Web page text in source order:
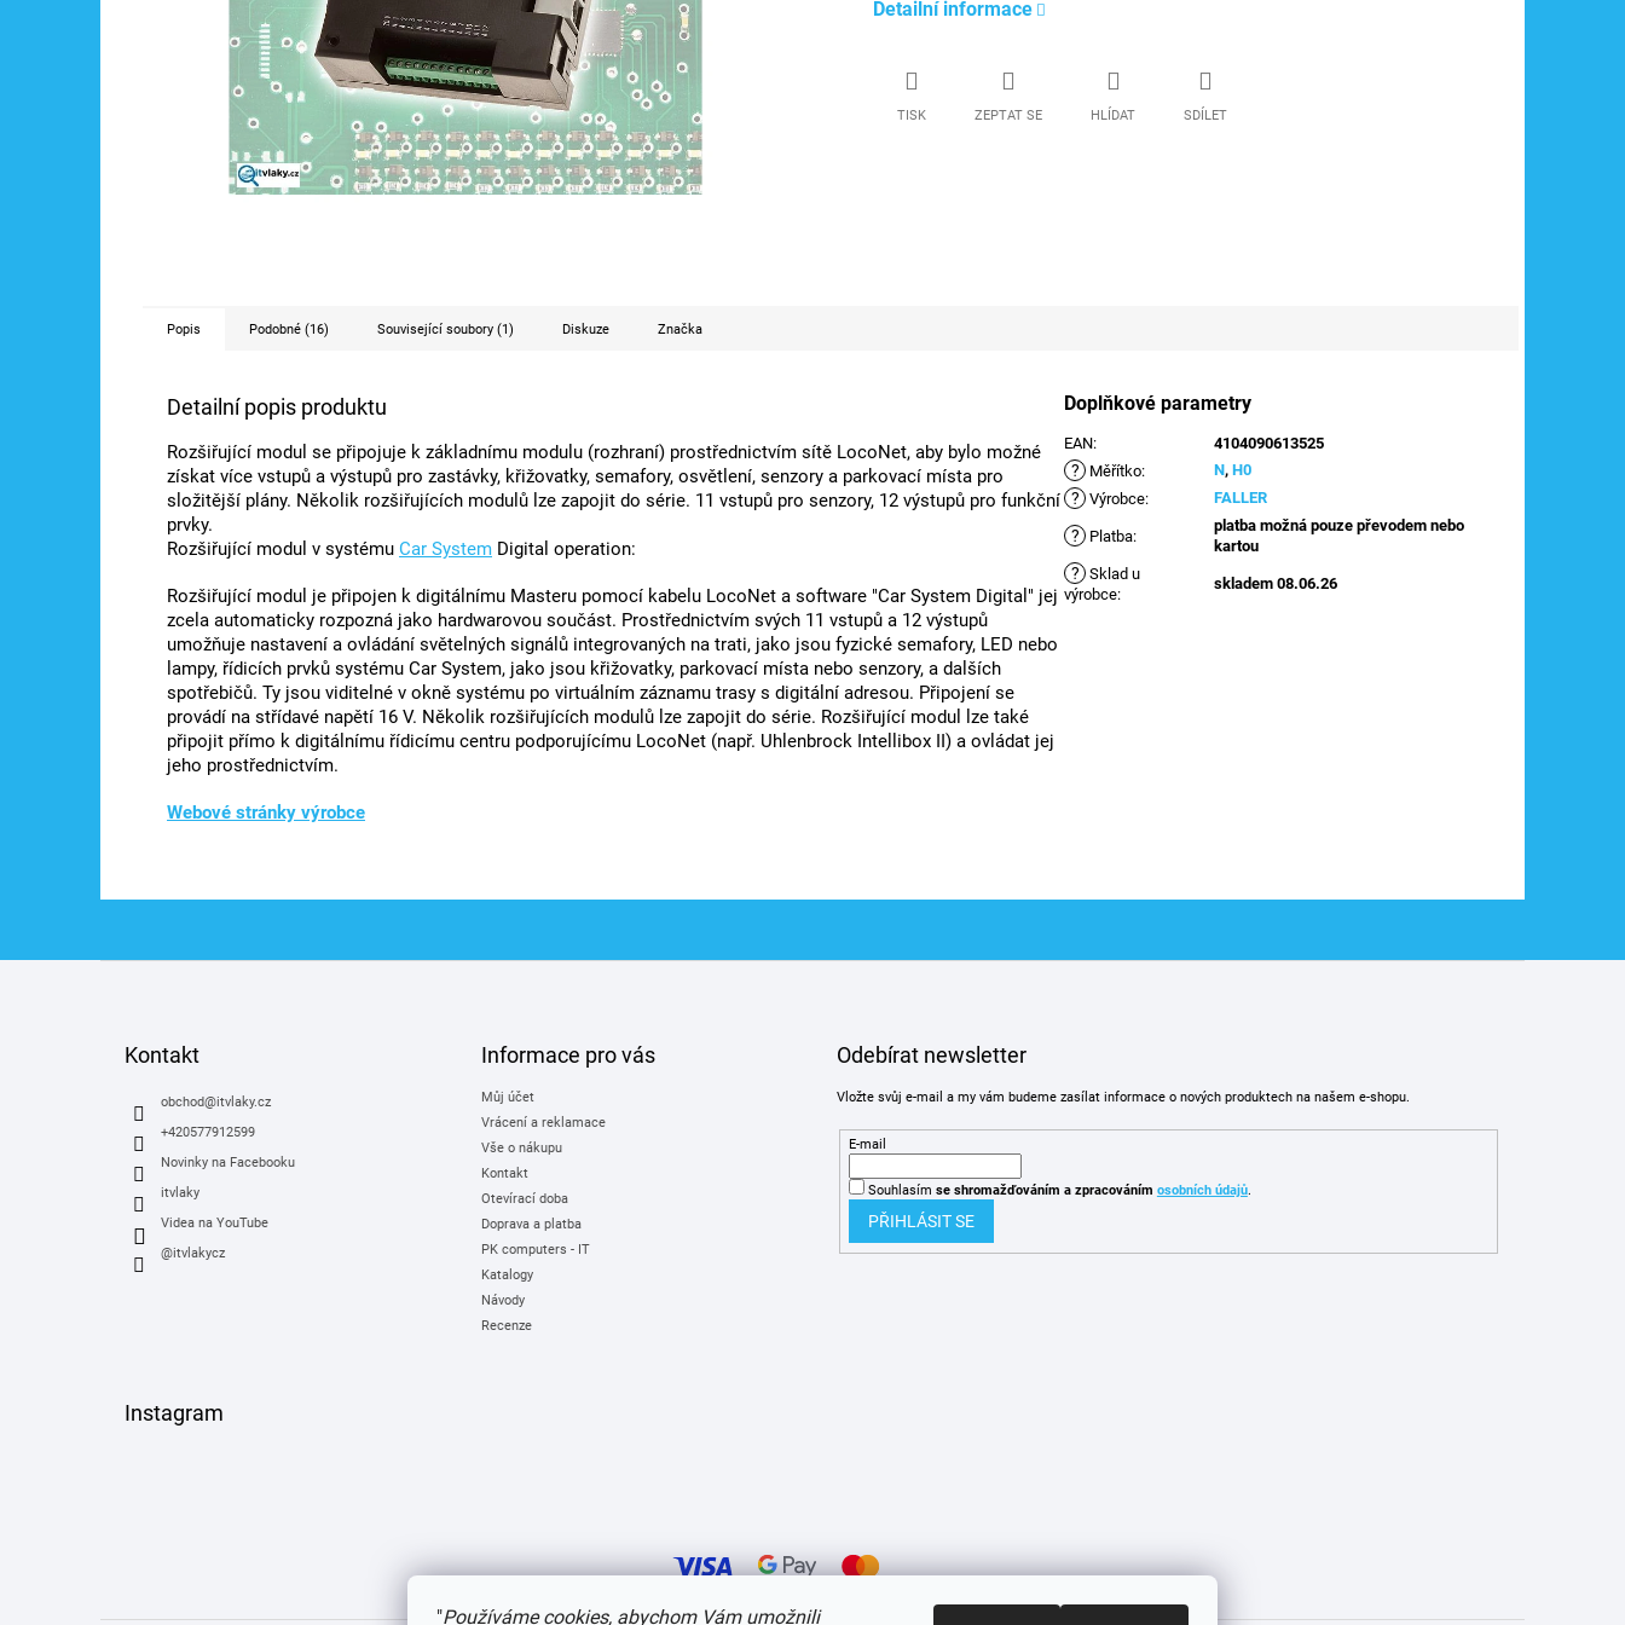
"Používáme cookies, abychom Vám umožnili
Detailní informace
TISK ZEPTAT SE HLÍDAT SDÍLET
Popis Podobné (16) Související soubory (1) Diskuze Značka
Detailní popis produktu
Rozšiřující modul se připojuje k základnímu modulu (rozhraní) prostřednictvím sítě LocoNet, aby bylo možné
získat více vstupů a výstupů pro zastávky, křižovatky, semafory, osvětlení, senzory a parkovací místa pro
složitější plány. Několik rozšiřujících modulů lze zapojit do série. 11 vstupů pro senzory, 12 výstupů pro funkční
prvky.
Rozšiřující modul v systému Car System Digital operation:
Rozšiřující modul je připojen k digitálnímu Masteru pomocí kabelu LocoNet a software "Car System Digital" jej
zcela automaticky rozpozná jako hardwarovou součást. Prostřednictvím svých 11 vstupů a 12 výstupů
umožňuje nastavení a ovládání světelných signálů integrovaných na trati, jako jsou fyzické semafory, LED nebo
lampy, řídicích prvků systému Car System, jako jsou křižovatky, parkovací místa nebo senzory, a dalších
spotřebičů. Ty jsou viditelné v okně systému po virtuálním záznamu trasy s digitální adresou. Připojení se
provádí na střídavé napětí 16 V. Několik rozšiřujících modulů lze zapojit do série. Rozšiřující modul lze také
připojit přímo k digitálnímu řídicímu centru podporujícímu LocoNet (např. Uhlenbrock Intellibox II) a ovládat jej
jeho prostřednictvím.
Webové stránky výrobce
Doplňkové parametry
EAN: 4104090613525
? Měřítko: N,H0
? Výrobce: FALLER
? Platba:
platba možná pouze převodem nebo
kartou
? Sklad u
výrobce:
skladem 08.06.26
Kontakt
obchod@itvlaky.cz
+420577912599
Novinky na Facebooku
itvlaky
Videa na YouTube
@itvlakycz
Informace pro vás
Můj účet
Vrácení a reklamace
Vše o nákupu
Kontakt
Otevírací doba
Doprava a platba
PK computers - IT
Katalogy
Návody
Recenze
Odebírat newsletter
Vložte svůj e-mail a my vám budeme zasílat informace o nových produktech na našem e-shopu.
E-mail
Souhlasím se shromažďováním a zpracováním osobních údajů.
PŘIHLÁSIT SE
Instagram